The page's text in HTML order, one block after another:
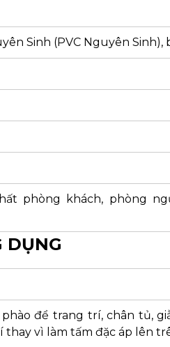
Sinh (PVC Nguyên Sinh),
phòng khách, phòng
DỤNG
để trang trí, chân tủ,
thay vì làm tấm đặc áp lên